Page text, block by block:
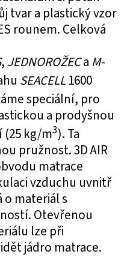
tvar a plastický vzor
rounem. Celková
, JEDNOROŽECa M-
SEACELL 1600
speciální, pro
a prodyšnou
(25 kg/m3). Ta
pružnost. 3D AIR
matrace
vzduchu uvnitř
o materiál s
Otevřenou
lze při
jádro matrace.